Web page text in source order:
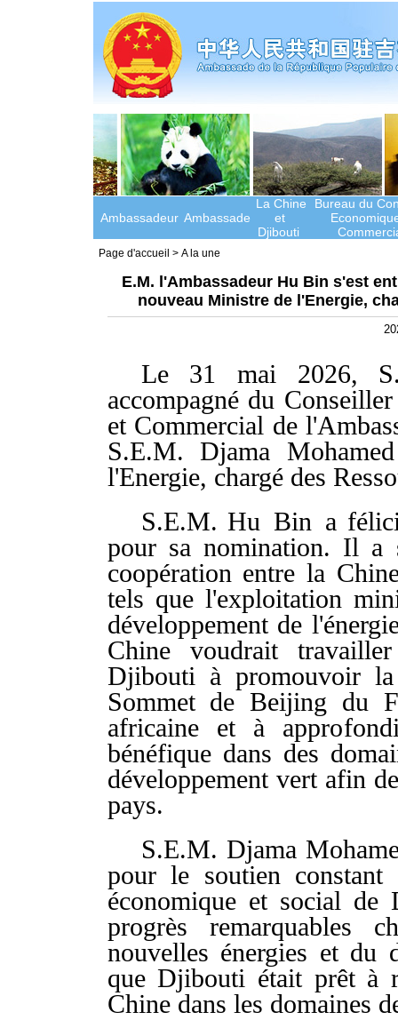
Ambassadeur Ambassade
La Chine
et
Djibouti
Bureau du
Page d'accueil > A la une
E.M. l'Ambassadeur Hu Bin s'est
nouveau Ministre de l'Energie,
Le 31 mai 2026,
accompagné du
et Commercial de
S.E.M. Djama
l'Energie, chargé des
S.E.M. Hu Bin a
pour sa nomination. Il a
coopération entre la
tels que l'exploitation
développement de
Chine voudrait
Djibouti à promouvoir
Sommet de Beijing du
africaine et à
bénéfique dans des
développement vert afin
pays.
S.E.M. Djama
pour le soutien
économique et social de
progrès remarquables
nouvelles énergies et du
que Djibouti était prêt à
Chine dans les domaines